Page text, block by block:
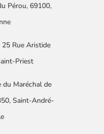
Pérou, 69100,
Rue Aristide
Priest
du Maréchal de
Saint-André-